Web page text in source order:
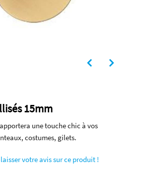
15mm
une touche chic à vos
costumes, gilets.
votre avis sur ce produit !